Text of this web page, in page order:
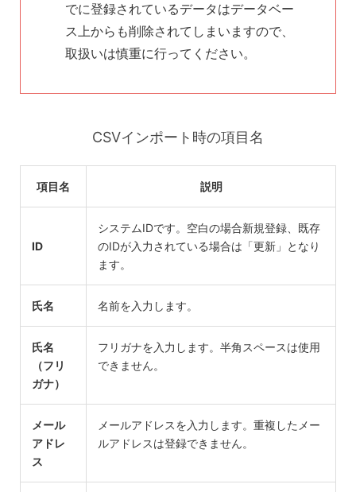
でに登録されているデータはデータベー
ス上からも削除されてしまいますので、
取扱いは慎重に行ってください。
CSVインポート時の項目名
項目名 説明
ID
システムIDです。空白の場合新規登録、既存
のIDが入力されている場合は「更新」となり
ます。
氏名 名前を入力します。
氏名
（フリ
ガナ）
フリガナを入力します。半角スペースは使用
できません。
メール
アドレ
ス
メールアドレスを入力します。重複したメー
ルアドレスは登録できません。